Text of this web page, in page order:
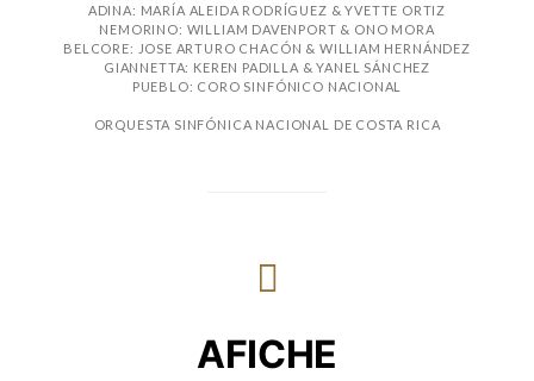
ADINA: MARÍA ALEIDA RODRÍGUEZ & YVETTE ORTIZ
NEMORINO: WILLIAM DAVENPORT & ONO MORA
BELCORE: JOSE ARTURO CHACÓN & WILLIAM HERNÁNDEZ
GIANNETTA: KEREN PADILLA & YANEL SÁNCHEZ
PUEBLO: CORO SINFÓNICO NACIONAL
ORQUESTA SINFÓNICA NACIONAL DE COSTA RICA
AFICHE